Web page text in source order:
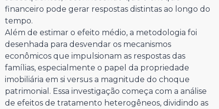
financeiro pode gerar respostas distintas ao longo do
tempo.
Além de estimar o efeito médio, a metodologia foi
desenhada para desvendar os mecanismos
econômicos que impulsionam as respostas das
famílias, especialmente o papel da propriedade
imobiliária em si versus a magnitude do choque
patrimonial. Essa investigação começa com a análise
de efeitos de tratamento heterogêneos, dividindo as